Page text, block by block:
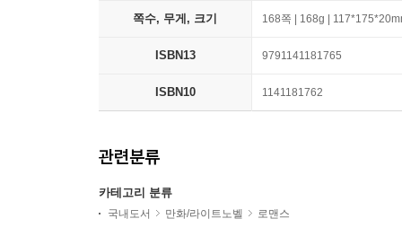
쪽수, 무게, 크기 168쪽 | 168g |
ISBN13 9791141181765
ISBN10 1141181762
관련분류
카테고리 분류
국내도서 만화/라이트노벨 로맨스